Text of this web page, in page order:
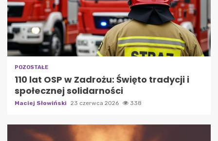
POZOSTAŁE
110 lat OSP w Zadrożu: Święto tradycji i
społecznej solidarności
Maciej Słowiński 23 czerwca 2026 338